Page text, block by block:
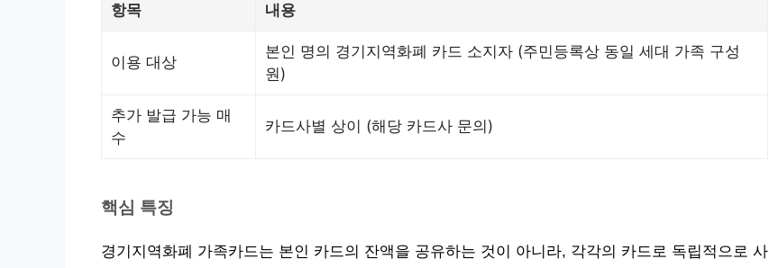
항목 내용
이용 대상
본인 명의 경기지역화폐 카드 소지자 (주민등록상 동일 세대 가족 구성
원)
추가 발급 가능 매
수
카드사별 상이 (해당 카드사 문의)
핵심 특징
경기지역화폐 가족카드는 본인 카드의 잔액을 공유하는 것이 아니라, 각각의 카드로 독립적으로 사